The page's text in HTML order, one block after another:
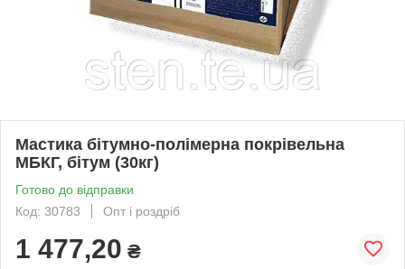
Мастика бітумно-полімерна покрівельна
МБКГ, бітум (30кг)
Готово до відправки
Код: 30783
Опт і роздріб
1 477,20 ₴